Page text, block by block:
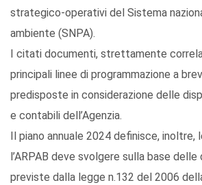
strategico-operativi del Sistema
ambiente (SNPA).
I citati documenti, strettamente
principali linee di programmazione a
predisposte in considerazione delle
e contabili dell’Agenzia.
Il piano annuale 2024 definisce,
l’ARPAB deve svolgere sulla base delle
previste dalla legge n.132 del 2006